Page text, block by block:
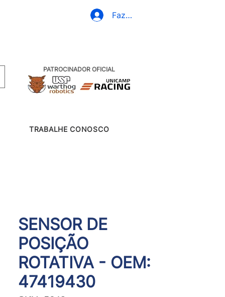
Fazer Login
PATROCINADOR OFICIAL
TRABALHE CONOSCO
SENSOR DE
POSIÇÃO
ROTATIVA - OEM:
47419430